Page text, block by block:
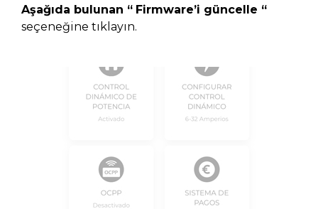
Aşağıda bulunan “ Firmware’i güncelle “
seçeneğine tıklayın.